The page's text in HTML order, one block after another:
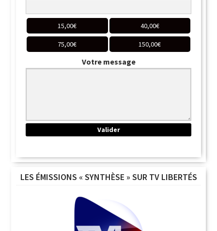
15,00€ 40,00€
75,00€ 150,00€
Votre message
LES ÉMISSIONS « SYNTHÈSE » SUR TV LIBERTÉS